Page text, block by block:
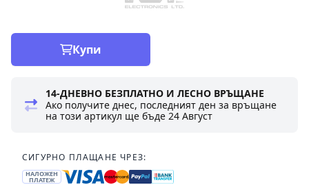
Купи
14-ДНЕВНО БЕЗПЛАТНО И ЛЕСНО ВРЪЩАНЕ
Ако получите днес, последният ден за връщане
на този артикул ще бъде24 Август
СИГУРНО ПЛАЩАНЕ ЧРЕЗ:
НАЛОЖЕН
ПЛАТЕЖ